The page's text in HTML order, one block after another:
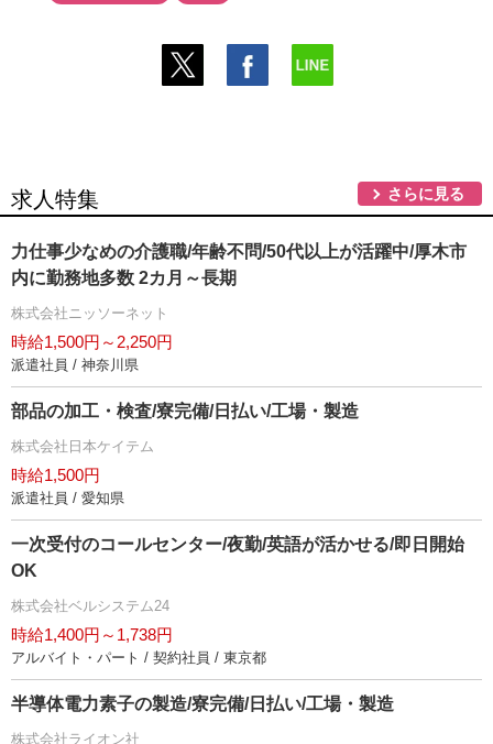
求人特集 さらに見る
力仕事少なめの介護職/年齢不問/50代以上が活躍中/厚木市
内に勤務地多数 2カ月～長期
株式会社ニッソーネット
時給1,500円～2,250円
派遣社員 / 神奈川県
部品の加工・検査/寮完備/日払い/工場・製造
株式会社日本ケイテム
時給1,500円
派遣社員 / 愛知県
一次受付のコールセンター/夜勤/英語が活かせる/即日開始
OK
株式会社ベルシステム24
時給1,400円～1,738円
アルバイト・パート / 契約社員 / 東京都
半導体電力素子の製造/寮完備/日払い/工場・製造
株式会社ライオン社